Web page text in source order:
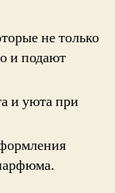
не только
и подают
и уюта при